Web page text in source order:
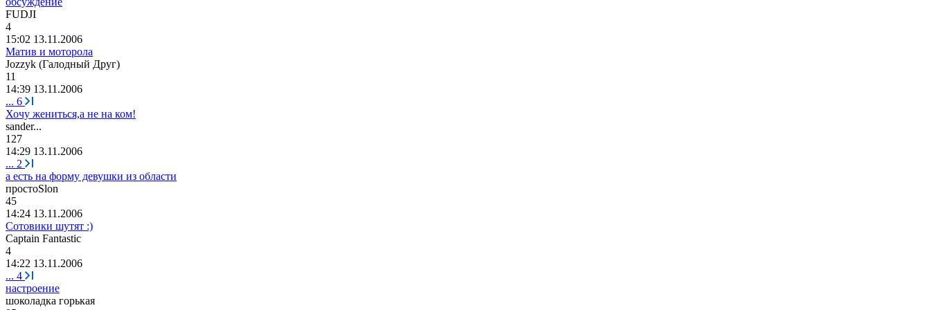
FUDJI
4
15:02 13.11.2006
Матив и моторола
Jozzyk (Галодный Друг)
11
14:39 13.11.2006
... 6
Хочу жениться,а не на ком!
sander...
127
14:29 13.11.2006
... 2
а есть на форму девушки из области
простоSlon
45
14:24 13.11.2006
Сотовики шутят :)
Captain Fantastic
4
14:22 13.11.2006
... 4
настроение
шоколадка горькая